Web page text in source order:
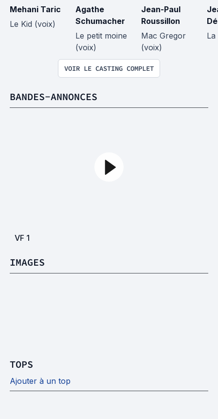
Mehani Taric
Le Kid (voix)
Agathe
Schumacher
Le petit moine
(voix)
Jean-Paul
Roussillon
Mac Gregor
(voix)
VOIR LE CASTING COMPLET
BANDES-ANNONCES
VF 1
IMAGES
TOPS
Ajouter à un top